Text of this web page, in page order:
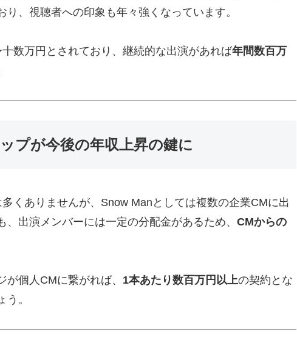
、視聴者への印象も年々強くなっています。
数万円とされており、継続的な出演があれば年間数百万
プが今後の年収上昇の鍵に
くありませんが、Snow Manとしては複数の企業CMに出
出演メンバーには一定の分配金があるため、 CMからの
個人CMに繋がれば、 1本あたり数百万円以上の契約とな
。